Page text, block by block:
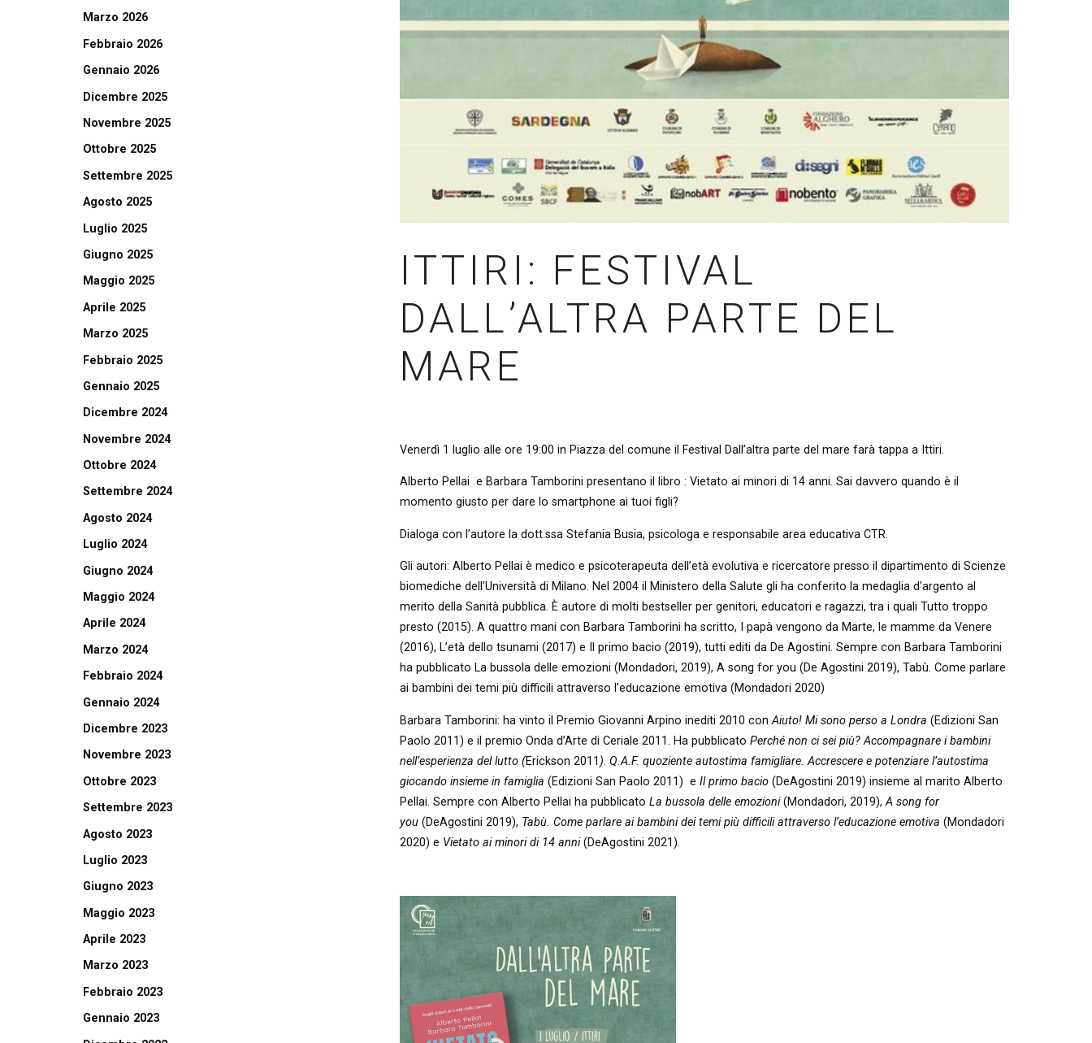
ITTIRI: FESTIVAL
DALL’ALTRA PARTE DEL
MARE
Venerdì 1 luglio alle ore 19:00 in Piazza del comune il Festival Dall’altra parte del mare farà tappa a Ittiri.
Alberto Pellai e Barbara Tamborini presentano il libro : Vietato ai minori di 14 anni. Sai davvero quando è il
momento giusto per dare lo smartphone ai tuoi figli?
Dialoga con l’autore la dott.ssa Stefania Busia, psicologa e responsabile area educativa CTR.
Gli autori: Alberto Pellai è medico e psicoterapeuta dell’età evolutiva e ricercatore presso il dipartimento di Scienze
biomediche dell’Università di Milano. Nel 2004 il Ministero della Salute gli ha conferito la medaglia d’argento al
merito della Sanità pubblica. È autore di molti bestseller per genitori, educatori e ragazzi, tra i quali Tutto troppo
presto (2015). A quattro mani con Barbara Tamborini ha scritto, I papà vengono da Marte, le mamme da Venere
(2016), L’età dello tsunami (2017) e Il primo bacio (2019), tutti editi da De Agostini. Sempre con Barbara Tamborini
ha pubblicato La bussola delle emozioni (Mondadori, 2019), A song for you (De Agostini 2019), Tabù. Come parlare
ai bambini dei temi più difficili attraverso l’educazione emotiva (Mondadori 2020)
Barbara Tamborini: ha vinto il Premio Giovanni Arpino inediti 2010 conAiuto! Mi sono perso a Londra (Edizioni San
Paolo 2011) e il premio Onda d’Arte di Ceriale 2011. Ha pubblicato Perché non ci sei più? Accompagnare i bambini
nell’esperienza del lutto (Erickson 2011 ). Q.A.F. quoziente autostima famigliare. Accrescere e potenziare l’autostima
giocando insieme in famiglia (Edizioni San Paolo 2011) e Il primo bacio (DeAgostini 2019) insieme al marito Alberto
Pellai. Sempre con Alberto Pellai ha pubblicato La bussola delle emozioni(Mondadori, 2019),A song for
you (DeAgostini 2019), Tabù. Come parlare ai bambini dei temi più difficili attraverso l’educazione emotiva (Mondadori
2020) e Vietato ai minori di 14 anni(DeAgostini 2021).
Marzo 2026
Febbraio 2026
Gennaio 2026
Dicembre 2025
Novembre 2025
Ottobre 2025
Settembre 2025
Agosto 2025
Luglio 2025
Giugno 2025
Maggio 2025
Aprile 2025
Marzo 2025
Febbraio 2025
Gennaio 2025
Dicembre 2024
Novembre 2024
Ottobre 2024
Settembre 2024
Agosto 2024
Luglio 2024
Giugno 2024
Maggio 2024
Aprile 2024
Marzo 2024
Febbraio 2024
Gennaio 2024
Dicembre 2023
Novembre 2023
Ottobre 2023
Settembre 2023
Agosto 2023
Luglio 2023
Giugno 2023
Maggio 2023
Aprile 2023
Marzo 2023
Febbraio 2023
Gennaio 2023